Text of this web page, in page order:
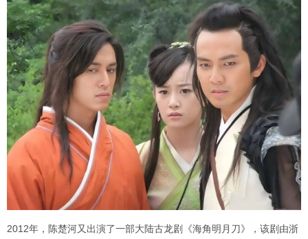
2012年，陈楚河又出演了一部大陆古龙剧《海角明月刀》，该剧由浙